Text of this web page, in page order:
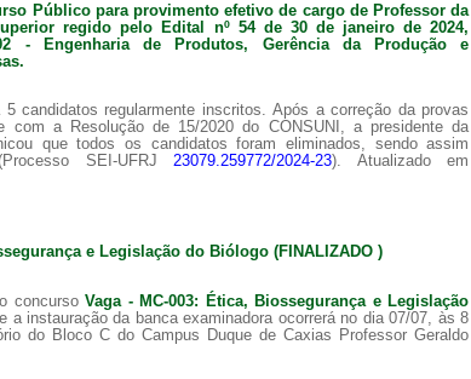
Público para provimento efetivo de cargo de Professor da
regido pelo Edital nº 54 de 30 de janeiro de 2024,
-
Engenharia de Produtos, Gerência da Produção e
5 candidatos regularmente inscritos. Após a correção da provas
com a Resolução de 15/2020 do CONSUNI, a presidente da
que todos os candidatos foram eliminados, sendo assim
SEI-UFRJ23079.259772/2024-23). Atualizado em
e Legislação do Biólogo (FINALIZADO )
concursoVaga - MC-003: Ética, Biossegurança e Legislação
a instauração da banca examinadora ocorrerá no dia 07/07, às 8
do Bloco C do Campus Duque de Caxias Professor Geraldo